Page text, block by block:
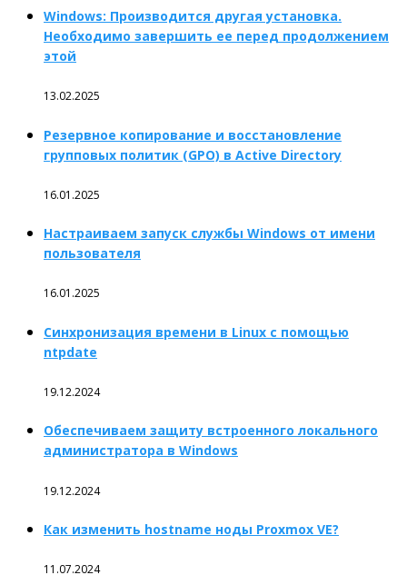
Windows: Производится другая установка.
Необходимо завершить ее перед продолжением
этой
13.02.2025
Резервное копирование и восстановление
групповых политик (GPO) в Active Directory
16.01.2025
Настраиваем запуск службы Windows от имени
пользователя
16.01.2025
Синхронизация времени в Linux с помощью
ntpdate
19.12.2024
Обеспечиваем защиту встроенного локального
администратора в Windows
19.12.2024
Как изменить hostname ноды Proxmox VE?
11.07.2024